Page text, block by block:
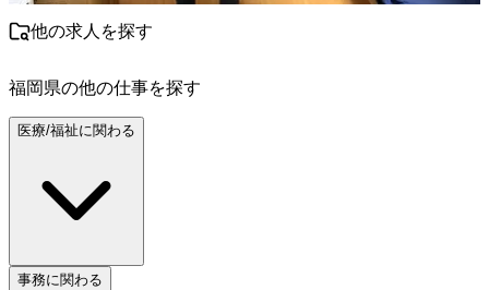
他の求人を探す
福岡県の他の仕事を探す
医療/福祉に関わる
事務に関わる